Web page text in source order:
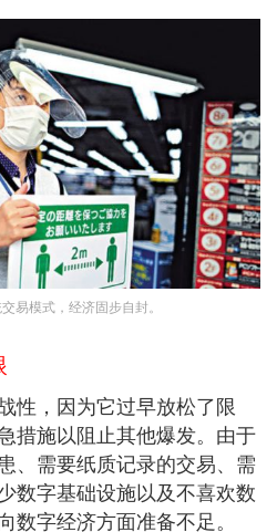
易模式，经济固步自封。
性，因为它过早放松了限
措施以阻止其他爆发。由于
、需要纸质记录的交易、需
数字基础设施以及不喜欢数
数字经济方面准备不足。